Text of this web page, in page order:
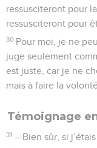
ressusciteront pour
ressusciteront pour
30 Pour moi, je ne
juge seulement
est juste, car je ne
mais à faire la
Témoignage
31 —Bien sûr, si